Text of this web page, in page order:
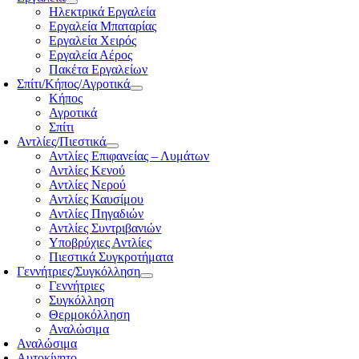
Ηλεκτρικά Εργαλεία
Εργαλεία Μπαταρίας
Εργαλεία Χειρός
Εργαλεία Αέρος
Πακέτα Εργαλείων
Σπίτι/Κήπος/Αγροτικά
Κήπος
Αγροτικά
Σπίτι
Αντλίες/Πιεστικά
Αντλίες Επιφανείας – Λυμάτων
Αντλίες Κενού
Αντλίες Νερού
Αντλίες Καυσίμου
Αντλίες Πηγαδιών
Αντλίες Συντριβανιών
Υποβρύχιες Αντλίες
Πιεστικά Συγκροτήματα
Γεννήτριες/Συγκόλληση
Γεννήτριες
Συγκόλληση
Θερμοκόλληση
Αναλώσιμα
Αναλώσιμα